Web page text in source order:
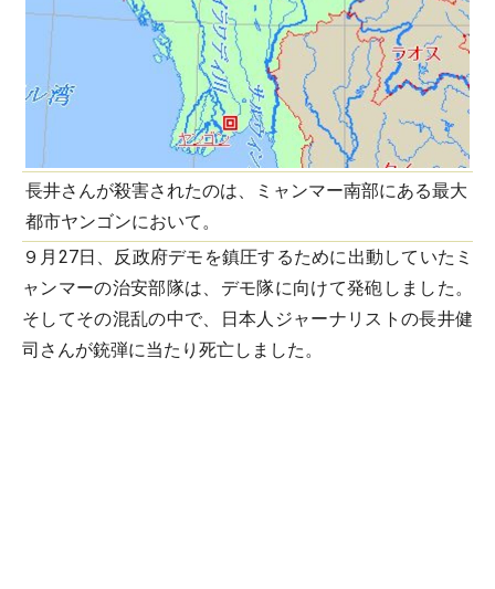
長井さんが殺害されたのは、ミャンマー南部にある最大
都市ヤンゴンにおいて。
９月27日、反政府デモを鎮圧するために出動していたミ
ャンマーの治安部隊は、デモ隊に向けて発砲しました。
そしてその混乱の中で、日本人ジャーナリストの長井健
司さんが銃弾に当たり死亡しました。